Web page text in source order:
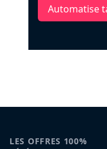
Automatise
LES OFFRES 100%